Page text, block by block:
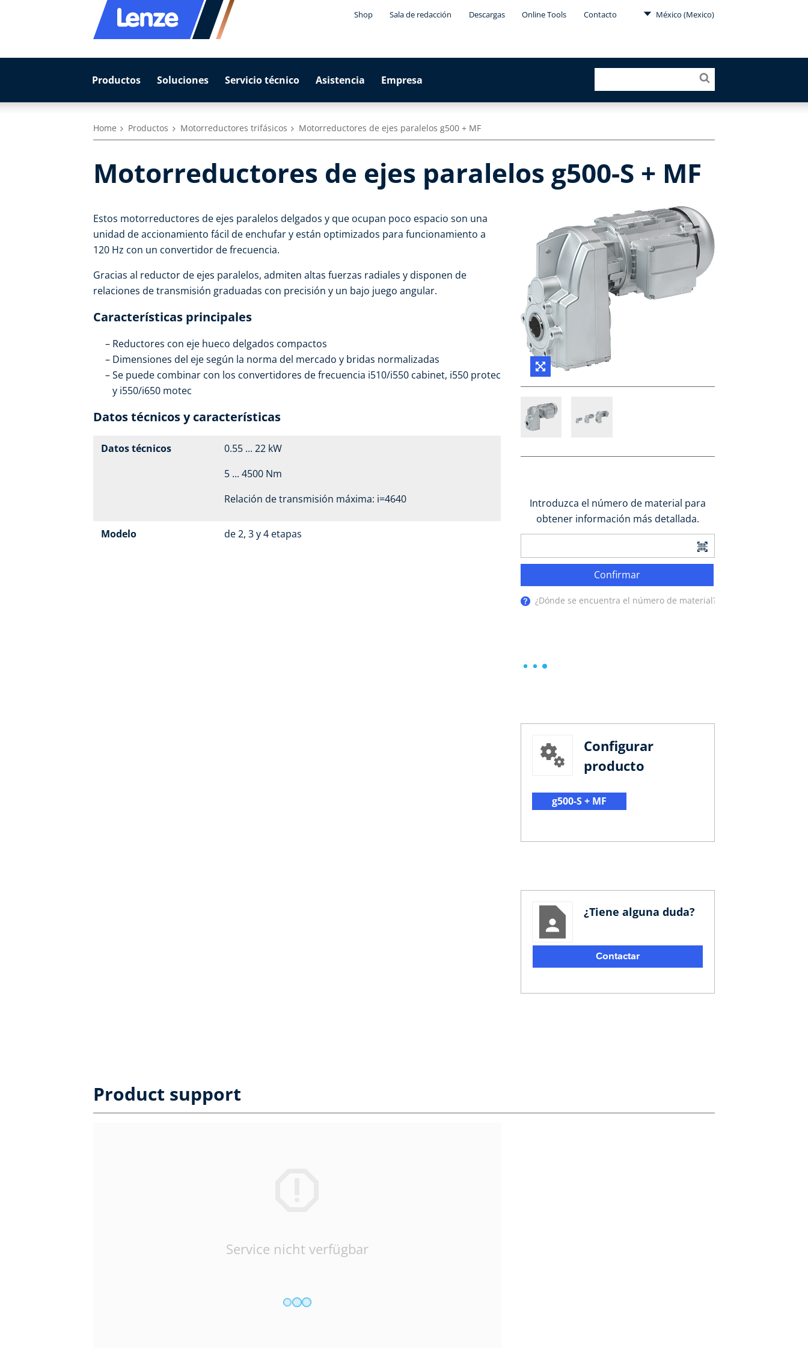
Shop Sala de redacción Descargas Online Tools Contacto México (Mexico)
Productos Soluciones Servicio técnico Asistencia Empresa
Home Productos Motorreductores trifásicos Motorreductores de ejes paralelos g500 + MF
Motorreductores de ejes paralelos g500-S + MF
Estos motorreductores de ejes paralelos delgados y que ocupan poco espacio son una
unidad de accionamiento fácil de enchufar y están optimizados para funcionamiento a
120 Hz con un convertidor de frecuencia.
Gracias al reductor de ejes paralelos, admiten altas fuerzas radiales y disponen de
relaciones de transmisión graduadas con precisión y un bajo juego angular.
Características principales
Reductores con eje hueco delgados compactos
Dimensiones del eje según la norma del mercado y bridas normalizadas
Se puede combinar con los convertidores de frecuencia i510/i550 cabinet, i550 protec
y i550/i650 motec
Datos técnicos y características
Datos técnicos
0.55 ... 22 kW
5 ... 4500 Nm
Relación de transmisión máxima: i=4640
Modelo de 2, 3 y 4 etapas
Introduzca el número de material para
obtener información más detallada.
Confirmar
¿Dónde se encuentra el número de material?
Configurar
producto
g500-S + MF
¿Tiene alguna duda?
Contactar
Product support
Service nicht verfügbar